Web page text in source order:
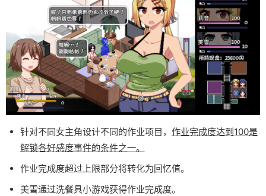
针对不同女主角设计不同的作业项目， 作业完成度达到100是
解锁各好感度事件的条件之一。
作业完成度超过上限部分将转化为回忆值。
美雪通过洗餐具小游戏获得作业完成度。